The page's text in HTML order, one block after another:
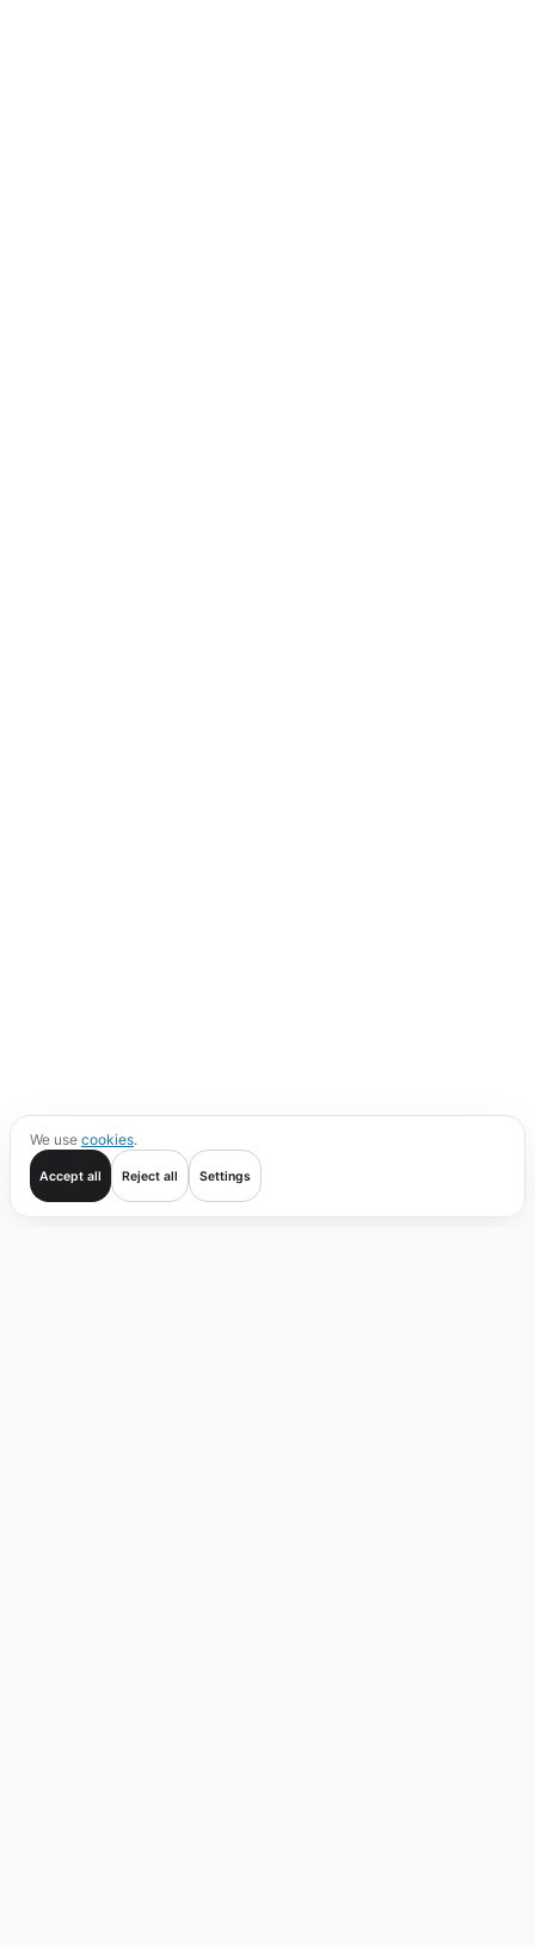
We use cookies.
Accept all Reject all Settings